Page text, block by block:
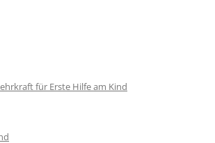
für Erste Hilfe am Kind